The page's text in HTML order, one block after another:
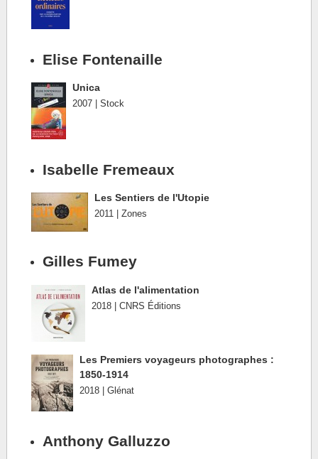
Elise Fontenaille
Unica
2007 | Stock
Isabelle Fremeaux
Les Sentiers de l'Utopie
2011 | Zones
Gilles Fumey
Atlas de l'alimentation
2018 | CNRS Éditions
Les Premiers voyageurs photographes :
1850-1914
2018 | Glénat
Anthony Galluzzo